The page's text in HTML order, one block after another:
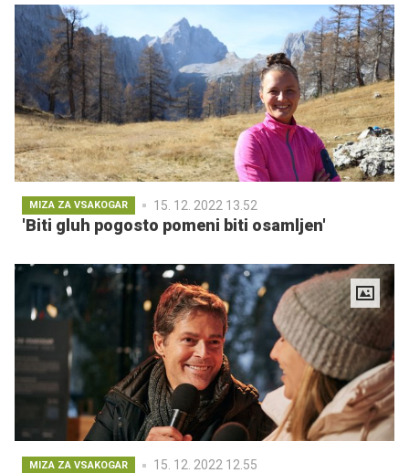
MIZA ZA VSAKOGAR 15. 12. 2022 13.52
'Biti gluh pogosto pomeni biti osamljen'
MIZA ZA VSAKOGAR 15. 12. 2022 12.55